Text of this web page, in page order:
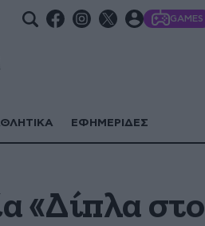
GAMES
ΕΦΗΜΕΡΙΔΕΣ
«Δίπλα στο